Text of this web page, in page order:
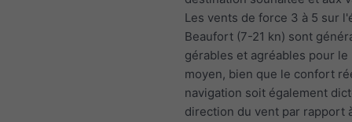
Les vents de force 3 à 5 sur
Beaufort (7-21 kn) sont
gérables et agréables pour le
moyen, bien que le confort
navigation soit également
direction du vent par rapport